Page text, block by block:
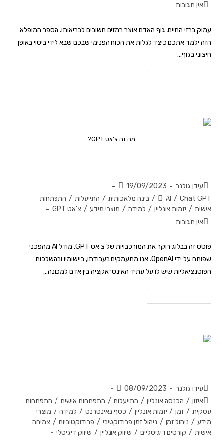
אין תגובות
עמוק ברזי החיים, גוף האדם אוצר רמזים חשובים לבריאותו. הספר המופלא
הזה ילמד אתכם כיצד לגלות את הכוח הפנימי שבכם שבא לידי ביטוי באופן
חיצוני בגוף...
מה זה צ'אט GPT?
עידן גולנר
19/09/2023
AI / Chat GPT
/ בינה מלאכותית / התייעלות / התפתחות
אישית / יזמות אונליין / למידה / מוצרי מידע / צ'אט GPT
אין תגובות
פוסט זה בבלוג חוקר את המורכבויות של צ'אט GPT, מודל AI מהפכני
שפותח על ידי OpenAI. אנו מתעמקים בעבודתו, ביישומיו ובהשלכות
הפוטנציאליות שיש לו על עתיד האינטראקציה בין אדם למכונה...
עידן גולנר
08/09/2023
איזון / הכנסה אונליין / התייעלות / התפתחות אישית / התפתחות
עסקית / זמן / יזמות אונליין / כסף באינטרנט / למידה / מוצרי
מידע / ניהול זמן / ניהול זמן פרודוקטיבי / פרודוקטיביות / צמיחה
אישית / קורסים דיגיטליים / שיווק אונליין / שיווק דיגיטלי